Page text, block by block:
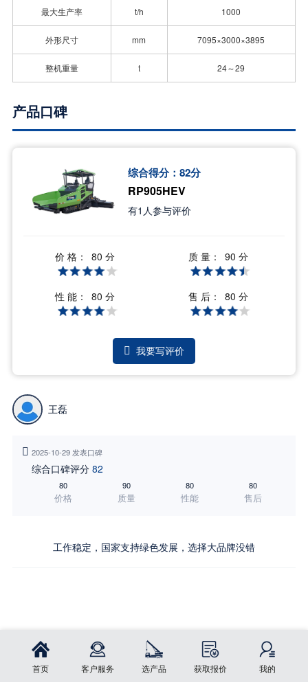
首页 客户服务 选产品 获取报价 我的
最大生产率 t/h 1000
外形尺寸 mm 7095×3000×3895
整机重量 t 24～29
产品口碑
综合得分： 82分
RP905HEV
有1 人参与评价
价 格： 80 分 质 量： 90 分
性 能： 80 分 售 后： 80 分
 我要写评价
王磊
 2025-10-29 发表口碑
综合口碑评分 82
80
价格
90
质量
80
性能
80
售后
工作稳定，国家支持绿色发展，选择大品牌没错
首页
立即订购
j9九游会 - 真人游戏第一品牌 j9九游会登录入口首页 j9九游会首页入口
九游会官方登录
j9九游会老哥俱乐部交流区
j9九游会 - 真人游戏第一品